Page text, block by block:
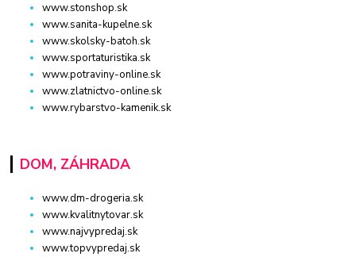
www.stonshop.sk
www.sanita-kupelne.sk
www.skolsky-batoh.sk
www.sportaturistika.sk
www.potraviny-online.sk
www.zlatnictvo-online.sk
www.rybarstvo-kamenik.sk
DOM, ZÁHRADA
www.dm-drogeria.sk
www.kvalitnytovar.sk
www.najvypredaj.sk
www.topvypredaj.sk